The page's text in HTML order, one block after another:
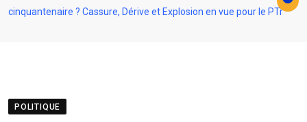
cinquantenaire ? Cassure, Dérive et Explosion en vue pour le PTr
POLITIQUE